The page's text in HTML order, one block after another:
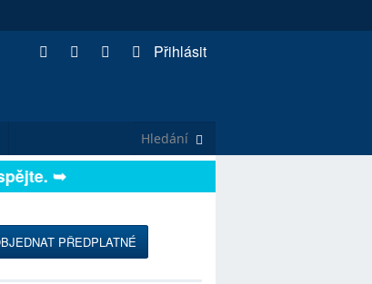
Přihlásit
➥
PŘEDPLATNÉ